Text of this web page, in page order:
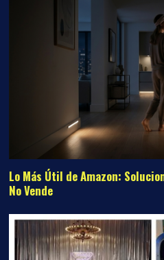
Lo Más Útil de Amazon:
No Vende